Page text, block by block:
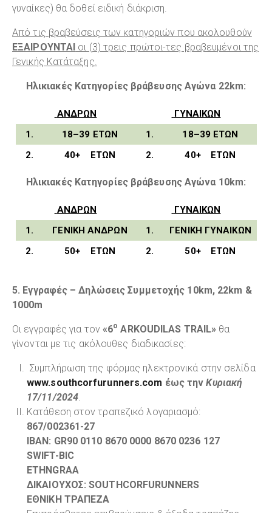
γυναίκες) θα δοθεί ειδική διάκριση.
Από τις βραβεύσεις των κατηγοριών που ακολουθούν
ΕΞΑΙΡΟΥΝΤΑΙ οι (3) τρεις πρώτοι-τες βραβευμένοι της
Γενικής Κατάταξης.
Ηλικιακές Κατηγορίες βράβευσης Αγώνα 22km:
ΑΝΔΡΩΝ
ΓΥΝΑΙΚΩΝ
1.
18–39 ΕΤΏΝ 1. 1 8–39 ΕΤΏΝ
2.
40+ ΕΤΏΝ 2. 40+ ΕΤΏΝ
Ηλικιακές Κατηγορίες βράβευσης Αγώνα 10km:
ΑΝΔΡΩΝ
ΓΥΝΑΙΚΩΝ
1.
ΓΕΝΙΚΉΑΝΔΡΩΝ 1.
ΓΕΝΙΚΉ ΓΥΝΑΙΚΩΝ
2.
50+ ΕΤΏΝ 2. 50+ ΕΤΏΝ
5. Εγγραφές – Δηλώσεις Συμμετοχής 10km, 22km &
1000m
Οι εγγραφές για τον «6ο ARKOUDILAS TRAIL» θα
γίνονται με τις ακόλουθες διαδικασίες:
Συμπλήρωση της φόρμας ηλεκτρονικά στην σελίδα
www.southcorfurunners.com έως τηνΚυριακή
17/11/2024
Κατάθεση στον τραπεζικό λογαριασμό:
867/002361-27
IBAN: GR90 0110 8670 0000 8670 0236 127
SWIFT-BIC
ETHNGRAA
ΔΙΚΑΙΟΥΧΟΣ: SOUTHCORFURUNNERS
EΘΝΙΚΗ ΤΡΑΠΕΖΑ